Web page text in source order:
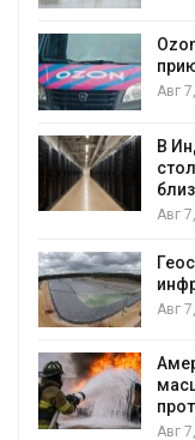
Авг
В
Авг
Авг
Авг